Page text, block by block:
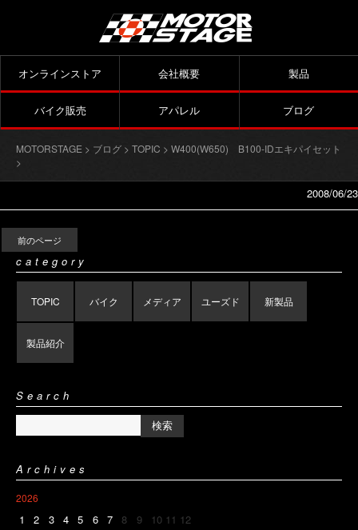
オンラインストア 会社概要 製品
バイク販売 アパレル ブログ
MOTORSTAGE > ブログ > TOPIC > W400(W650) B100-IDエキパイセット
>
2008/06/23
前のページ
category
TOPIC バイク メディア ユーズド 新製品
製品紹介
Search
Archives
2026
1 2 3 4 5 6 7 8 9 10 11 12